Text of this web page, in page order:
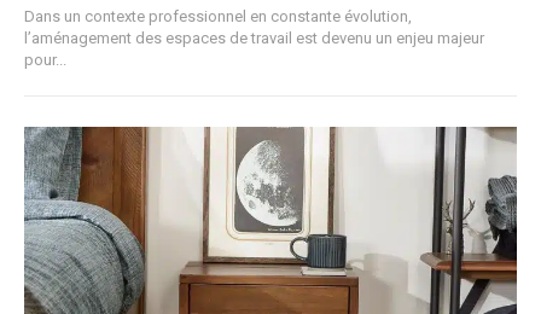
Dans un contexte professionnel en constante évolution,
l’aménagement des espaces de travail est devenu un enjeu majeur
pour...